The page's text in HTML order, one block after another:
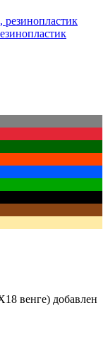
венге) добавлен